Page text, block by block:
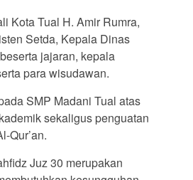
Kota Tual H. Amir Rumra,
Setda, Kepala Dinas
jajaran, kepala
para wisudawan.
SMP Madani Tual atas
sekaligus penguatan
Qur’an.
Juz 30 merupakan